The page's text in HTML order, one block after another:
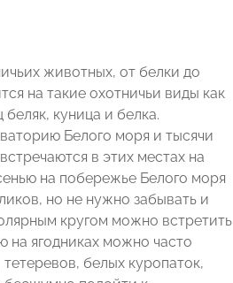
животных, от белки до
на такие охотничьи виды как
куница и белка.
Белого моря и тысячи
в этих местах на
на побережье Белого моря
но не нужно забывать и
кругом можно встретить
на ягодниках можно часто
белых куропаток,